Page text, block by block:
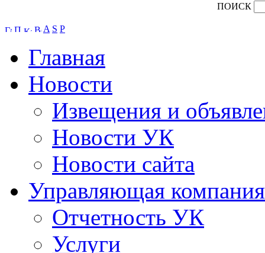
ПОИСК
A S P
Главная
Новости
Извещения и
Новости УК
Новости сайта
Управляющая компания
Отчетность УК
Услуги